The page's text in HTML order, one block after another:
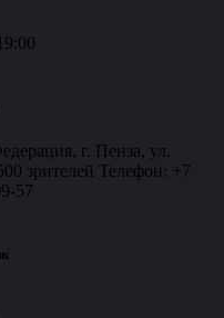
19:00
г. Пенза, ул.
зрителей Телефон: +7
57